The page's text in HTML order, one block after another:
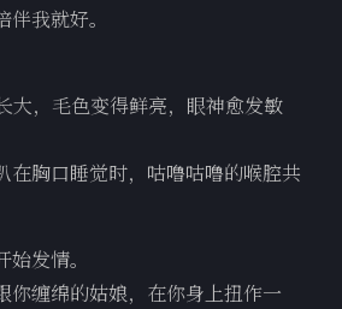
我就好。
大，毛色变得鲜亮，眼神愈发敏
在胸口睡觉时，咕噜咕噜的喉腔共
发情。
你缠绵的姑娘，在你身上扭作一